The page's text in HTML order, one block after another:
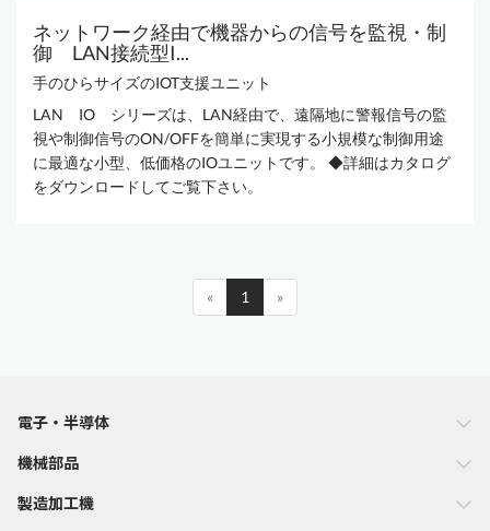
ネットワーク経由で機器からの信号を監視・制
御 LAN接続型I...
手のひらサイズのIOT支援ユニット
LAN IO シリーズは、LAN経由で、遠隔地に警報信号の監
視や制御信号のON/OFFを簡単に実現する小規模な制御用途
に最適な小型、低価格のIOユニットです。 ◆詳細はカタログ
をダウンロードしてご覧下さい。
« 1 »
電子・半導体
機械部品
製造加工機